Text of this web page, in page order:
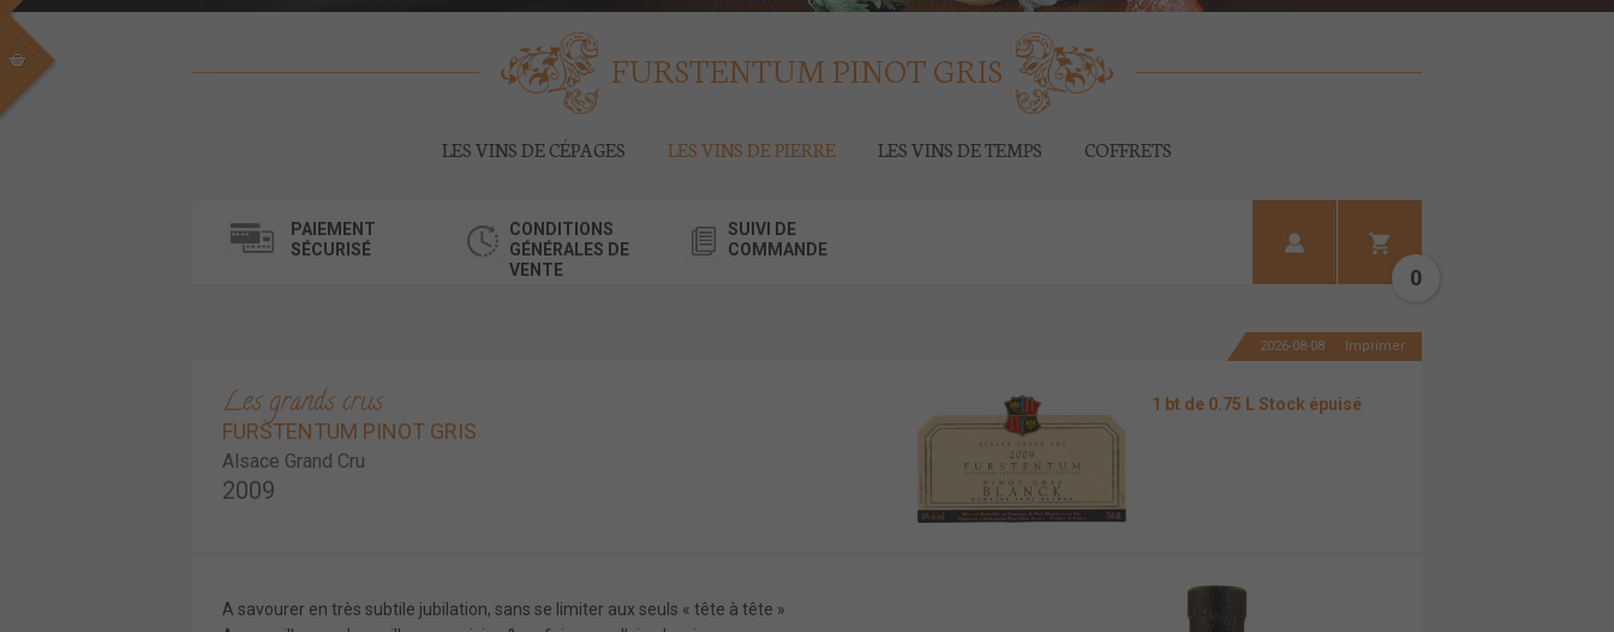
FURSTENTUM PINOT GRIS
LES VINS DE CÉPAGES LES VINS DE PIERRE LES VINS DE TEMPS COFFRETS
PAIEMENT
SÉCURISÉ
CONDITIONS
GÉNÉRALES DE
VENTE
SUIVI DE
COMMANDE
0
2026-08-08 Imprimer
Les grands crus
FURSTENTUM PINOT GRIS
Alsace Grand Cru
2009
1 bt de 0.75 L Stock épuisé
A savourer en très subtile jubilation, sans se limiter aux seuls « tête à tête »